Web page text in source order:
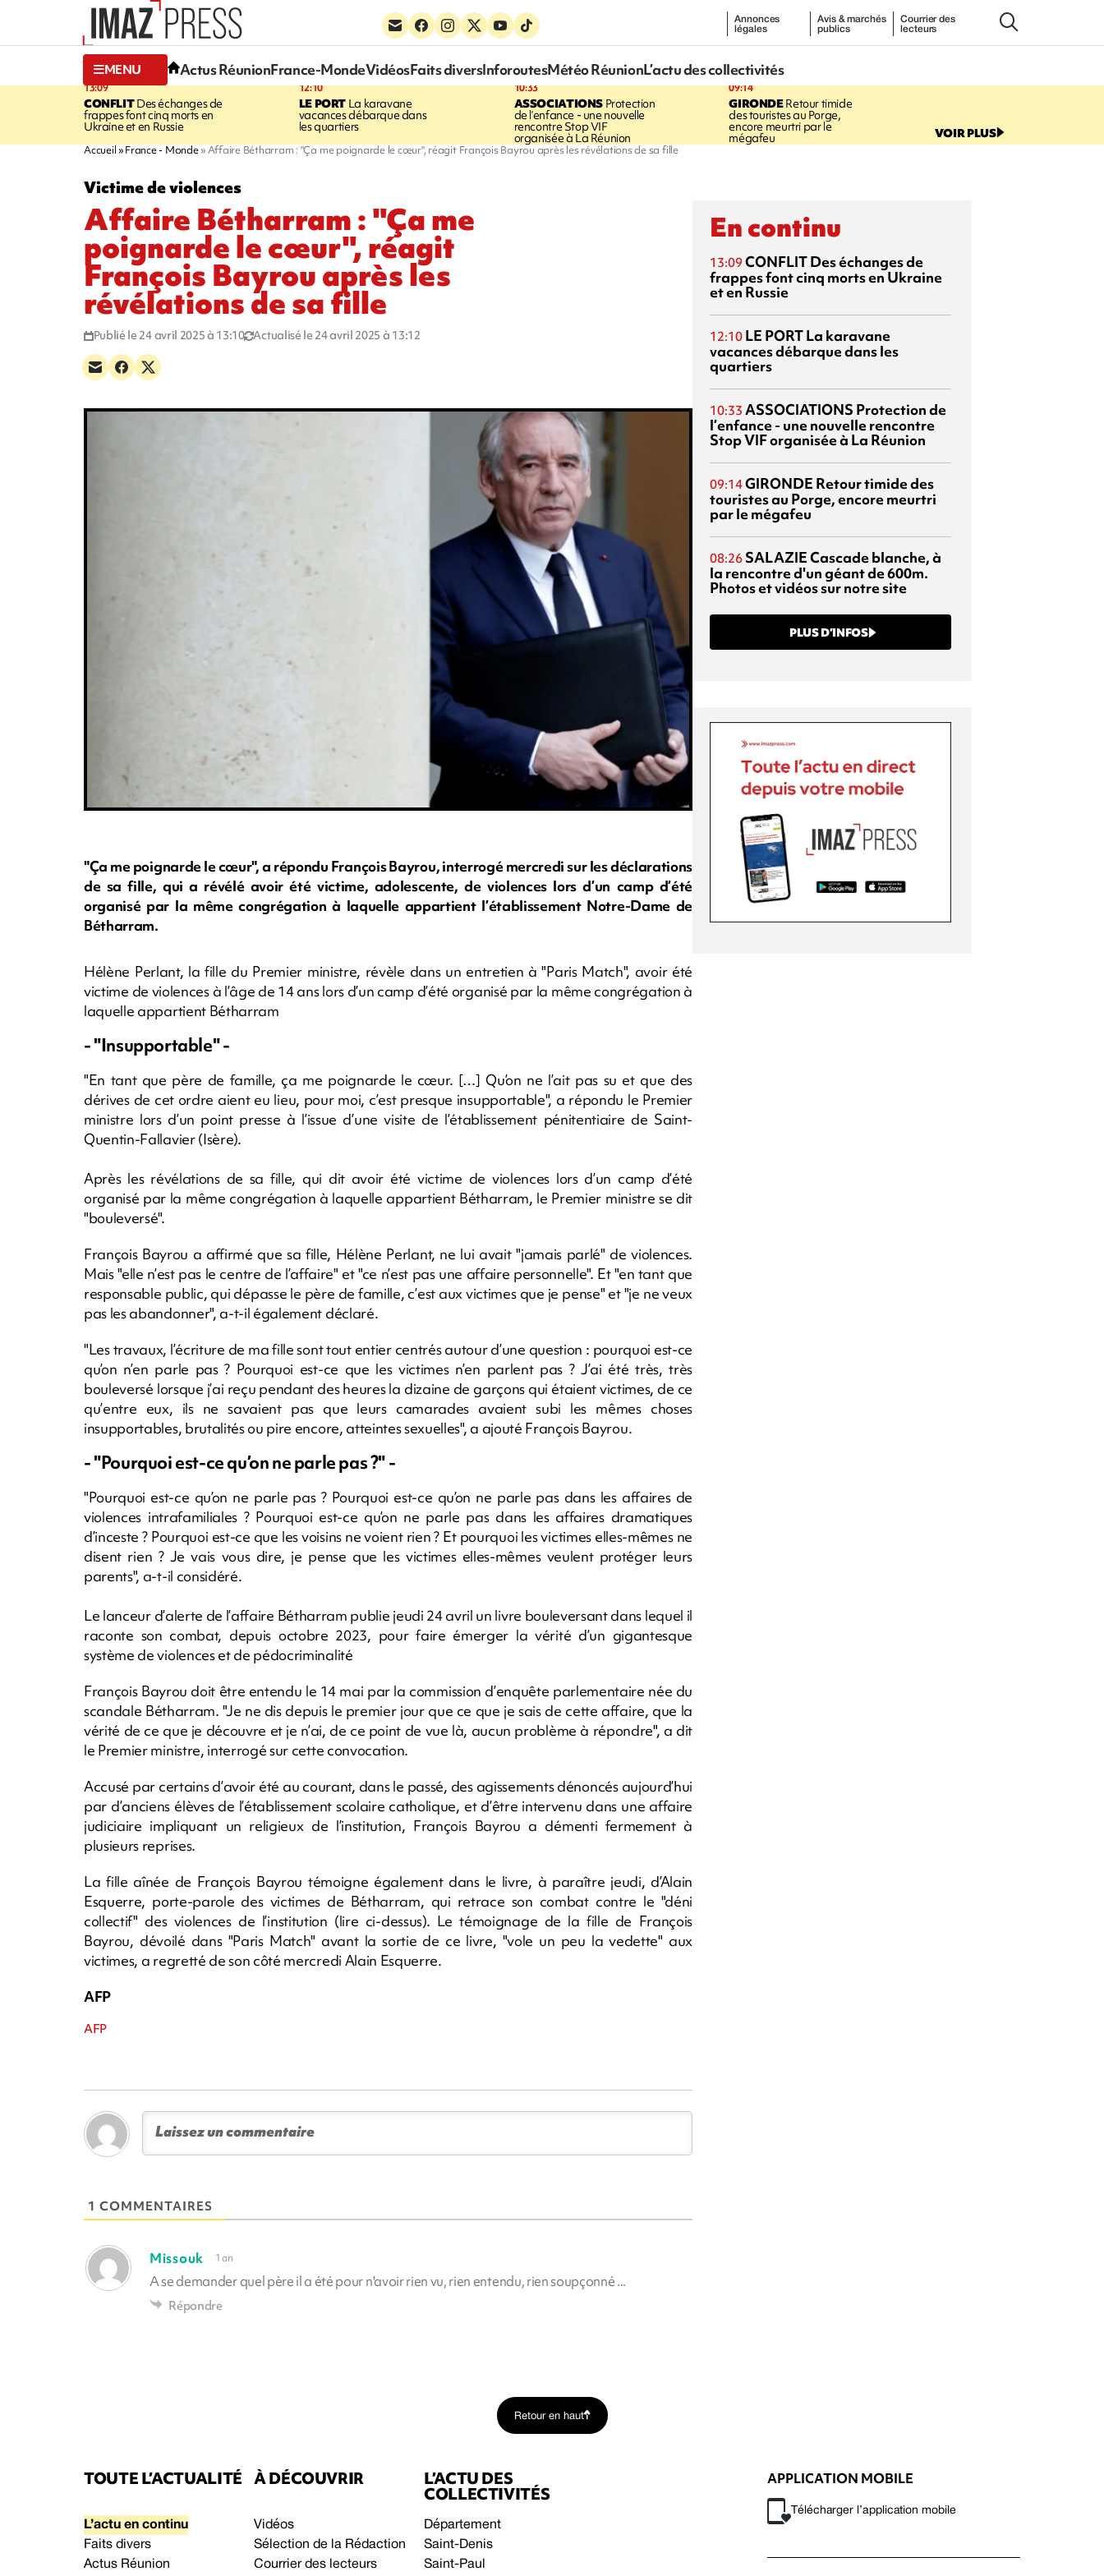
Annonces
légales
Avis & marchés
publics
Courrier des
lecteurs
MENU Actus RéunionFrance-MondeVidéosFaits diversInforoutesMétéo RéunionL’actu des collectivités
13:09
CONFLITDes échanges de
frappes font cinq morts en
Ukraine et en Russie
12:10
LE PORT La karavane
vacances débarque dans
les quartiers
10:33
ASSOCIATIONSProtection
de l’enfance - une nouvelle
rencontre Stop VIF
organisée à La Réunion
09:14
GIRONDERetour timide
des touristes au Porge,
encore meurtri par le
mégafeu VOIR PLUS
Accueil France - Monde Affaire Bétharram : "Ça me poignarde le cœur", réagit François Bayrou après les révélations de sa fille
Victime de violences
Affaire Bétharram : "Ça me
poignarde le cœur", réagit
François Bayrou après les
révélations de sa fille
Publié le 24 avril 2025 à 13:10 Actualisé le 24 avril 2025 à 13:12
"Ça me poignarde le cœur", a répondu François Bayrou, interrogé mercredi sur les déclarations
de sa fille, qui a révélé avoir été victime, adolescente, de violences lors d’un camp d’été
organisé par la même congrégation à laquelle appartient l’établissement Notre-Dame de
Bétharram.
Hélène Perlant, la fille du Premier ministre, révèle dans un entretien à "Paris Match", avoir été
victime de violences à l’âge de 14 ans lors d’un camp d’été organisé par la même congrégation à
laquelle appartient Bétharram
- "Insupportable" -
"En tant que père de famille, ça me poignarde le cœur. […] Qu’on ne l’ait pas su et que des
dérives de cet ordre aient eu lieu, pour moi, c’est presque insupportable", a répondu le Premier
ministre lors d’un point presse à l’issue d’une visite de l’établissement pénitentiaire de Saint-
Quentin-Fallavier (Isère).
Après les révélations de sa fille, qui dit avoir été victime de violences lors d’un camp d’été
organisé par la même congrégation à laquelle appartient Bétharram, le Premier ministre se dit
"bouleversé".
François Bayrou a affirmé que sa fille, Hélène Perlant, ne lui avait "jamais parlé" de violences.
Mais "elle n’est pas le centre de l’affaire" et "ce n’est pas une affaire personnelle". Et "en tant que
responsable public, qui dépasse le père de famille, c’est aux victimes que je pense" et "je ne veux
pas les abandonner", a-t-il également déclaré.
"Les travaux, l’écriture de ma fille sont tout entier centrés autour d’une question : pourquoi est-ce
qu’on n’en parle pas ? Pourquoi est-ce que les victimes n’en parlent pas ? J’ai été très, très
bouleversé lorsque j’ai reçu pendant des heures la dizaine de garçons qui étaient victimes, de ce
qu’entre eux, ils ne savaient pas que leurs camarades avaient subi les mêmes choses
insupportables, brutalités ou pire encore, atteintes sexuelles", a ajouté François Bayrou.
- "Pourquoi est-ce qu’on ne parle pas ?" -
"Pourquoi est-ce qu’on ne parle pas ? Pourquoi est-ce qu’on ne parle pas dans les affaires de
violences intrafamiliales ? Pourquoi est-ce qu’on ne parle pas dans les affaires dramatiques
d’inceste ? Pourquoi est-ce que les voisins ne voient rien ? Et pourquoi les victimes elles-mêmes ne
disent rien ? Je vais vous dire, je pense que les victimes elles-mêmes veulent protéger leurs
parents", a-t-il considéré.
Le lanceur d’alerte de l’affaire Bétharram publie jeudi 24 avril un livre bouleversant dans lequel il
raconte son combat, depuis octobre 2023, pour faire émerger la vérité d’un gigantesque
système de violences et de pédocriminalité
François Bayrou doit être entendu le 14 mai par la commission d’enquête parlementaire née du
scandale Bétharram. "Je ne dis depuis le premier jour que ce que je sais de cette affaire, que la
vérité de ce que je découvre et je n’ai, de ce point de vue là, aucun problème à répondre", a dit
le Premier ministre, interrogé sur cette convocation.
Accusé par certains d’avoir été au courant, dans le passé, des agissements dénoncés aujourd’hui
par d’anciens élèves de l’établissement scolaire catholique, et d’être intervenu dans une affaire
judiciaire impliquant un religieux de l’institution, François Bayrou a démenti fermement à
plusieurs reprises.
La fille aînée de François Bayrou témoigne également dans le livre, à paraître jeudi, d’Alain
Esquerre, porte-parole des victimes de Bétharram, qui retrace son combat contre le "déni
collectif" des violences de l’institution (lire ci-dessus). Le témoignage de la fille de François
Bayrou, dévoilé dans "Paris Match" avant la sortie de ce livre, "vole un peu la vedette" aux
victimes, a regretté de son côté mercredi Alain Esquerre.
AFP
AFP
1 COMMENTAIRES
Missouk 1 an
A se demander quel père il a été pour n'avoir rien vu, rien entendu, rien soupçonné ...
Répondre
En continu
13:09 CONFLITDes échanges de
frappes font cinq morts en Ukraine
et en Russie
12:10 LE PORTLa karavane
vacances débarque dans les
quartiers
10:33 ASSOCIATIONS Protection de
l’enfance - une nouvelle rencontre
Stop VIF organisée à La Réunion
09:14GIRONDE Retour timide des
touristes au Porge, encore meurtri
par le mégafeu
08:26 SALAZIECascade blanche, à
la rencontre d'un géant de 600m.
Photos et vidéos sur notre site
PLUS D’INFOS
Retour en haut
TOUTE L’ACTUALITÉ
L’actu en continu
Faits divers
Actus Réunion
À DÉCOUVRIR
Vidéos
Sélection de la Rédaction
Courrier des lecteurs
L’ACTU DES
COLLECTIVITÉS
Département
Saint-Denis
Saint-Paul
APPLICATION MOBILE
Télécharger l’application mobile